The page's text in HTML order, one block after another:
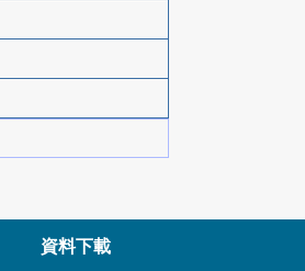
資料下載